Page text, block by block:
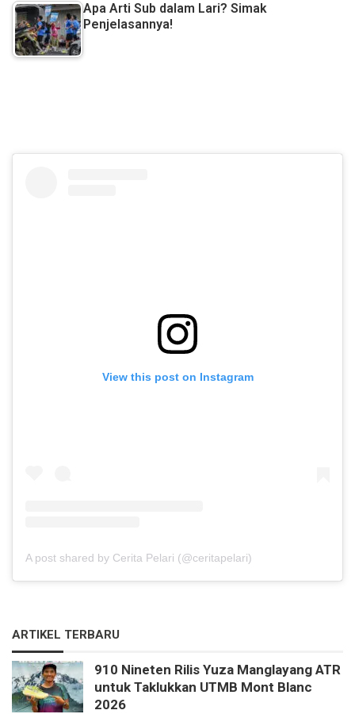
Apa Arti Sub dalam Lari? Simak
Penjelasannya!
View this post on Instagram
A post shared by Cerita Pelari (@ceritapelari)
ARTIKEL TERBARU
910 Nineten Rilis Yuza Manglayang ATR
untuk Taklukkan UTMB Mont Blanc
2026